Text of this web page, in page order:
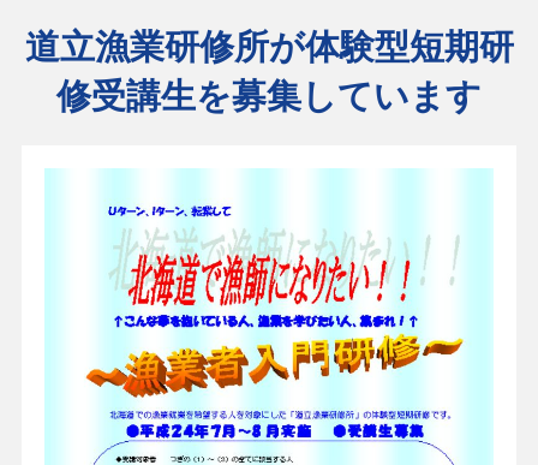
道立漁業研修所が体験型短期研
修受講生を募集しています